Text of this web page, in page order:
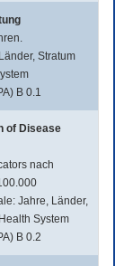
Stratum
B 0.1
of Disease
nach
Jahre, Länder,
System
B 0.2